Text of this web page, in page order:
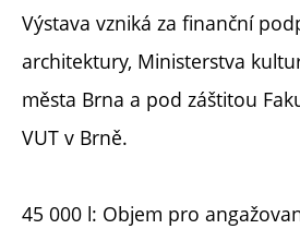
Výstava vzniká za finanční
architektury, Ministerstva
města Brna a pod záštitou
VUT v Brně.
45 000 l: Objem pro